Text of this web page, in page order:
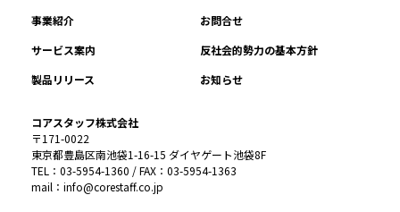
事業紹介
お問合せ
サービス案内
反社会的勢力の基本方針
製品リリース
お知らせ
コアスタッフ株式会社
〒171-0022
東京都豊島区南池袋1-16-15 ダイヤゲート池袋8F
TEL：03-5954-1360 / FAX：03-5954-1363
mail：info@corestaff.co.jp